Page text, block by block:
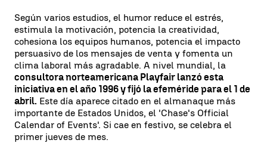
Según varios estudios, el humor reduce el estrés,
estimula la motivación, potencia la creatividad,
cohesiona los equipos humanos, potencia el impacto
persuasivo de los mensajes de venta y fomenta un
clima laboral más agradable. A nivel mundial, la
consultora norteamericana Playfair lanzó esta
iniciativa en el año 1996 y fijó la efeméride para el 1 de
abril. Este día aparece citado en el almanaque más
importante de Estados Unidos, el 'Chase's Official
Calendar of Events'. Si cae en festivo, se celebra el
primer jueves de mes.